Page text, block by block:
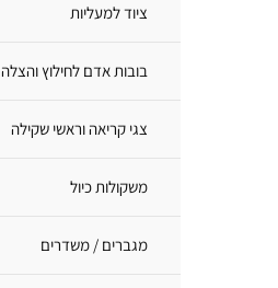
ציוד למעליות
בובות אדם לחילוץ והצלה
צגי קריאה וראשי שקילה
משקולות כיול
מגברים / משדרים